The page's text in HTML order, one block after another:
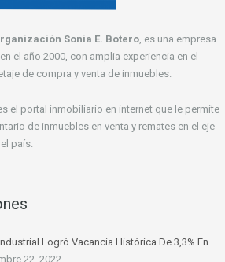
Sonia E. Botero, es una empresa
el año 2000, con amplia experiencia en el
de compra y venta de inmuebles.
el portal inmobiliario en internet que le permite
de inmuebles en venta y remates en el eje
país.
Logró Vacancia Histórica De 3,3% En
22, 2022